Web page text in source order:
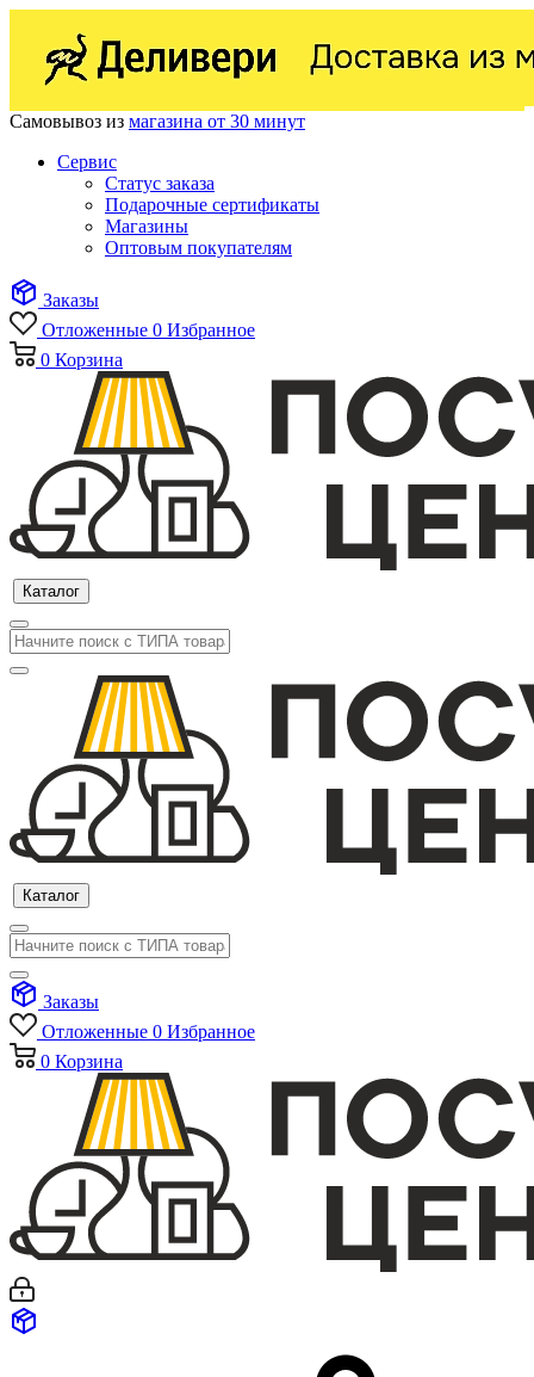
Самовывоз из магазина от 30 минут
Сервис
Статус заказа
Подарочные сертификаты
Магазины
Оптовым покупателям
Заказы
Отложенные 0 Избранное
0 Корзина
Каталог
Каталог
Заказы
Отложенные 0 Избранное
0 Корзина